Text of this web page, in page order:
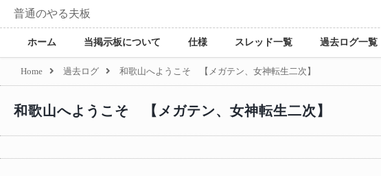
普通のやる夫板
ホーム 当掲示板について 仕様 スレッド一覧 過去ログ一覧
Home 過去ログ 和歌山へようこそ 【メガテン、女神転生二次】
和歌山へようこそ 【メガテン、女神転生二次】